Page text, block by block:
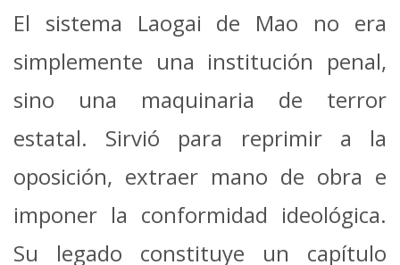
El sistema Laogai de Mao no era
simplemente una institución penal,
sino una maquinaria de terror
estatal. Sirvió para reprimir a la
oposición, extraer mano de obra e
imponer la conformidad ideológica.
Su legado constituye un capítulo